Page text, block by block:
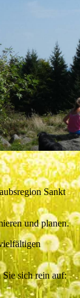
Sankt
und planen.
Sie sich rein auf: